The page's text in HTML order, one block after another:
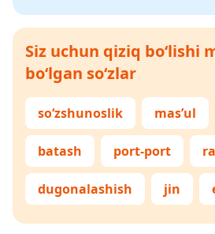
Siz uchun qiziq bo‘lishi
bo‘lgan so‘zlar
so‘zshunoslik mas’ul
batash port-port
dugonalashish jin